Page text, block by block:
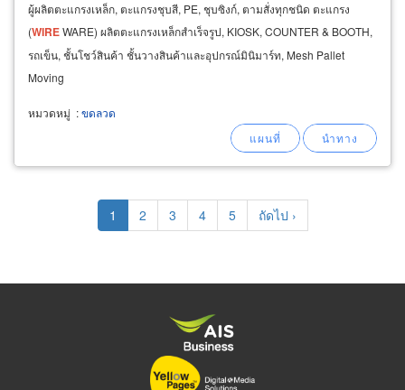
ผู้ผลิตตะแกรงเหล็ก, ตะแกรงชุบสี, PE, ชุบซิงก์, ตามสั่งทุกชนิด ตะแกรง
(WIREWARE) ผลิตตะแกรงเหล็กสำเร็จรูป, KIOSK, COUNTER & BOOTH,
รถเข็น, ชั้นโชว์สินค้า ชั้นวางสินค้าและอุปกรณ์มินิมาร์ท, Mesh Pallet
Moving
หมวดหมู่ :ขดลวด
Pagination Current
page
1 Page
2 Page
3 Page
4 Page
5
Next
page
ถัดไป ›